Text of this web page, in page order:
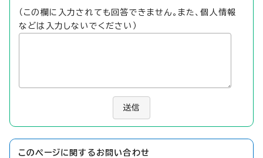
（この欄に入力されても回答できません。また、個人情報
などは入力しないでください）
送信
このページに関する お問い合わせ